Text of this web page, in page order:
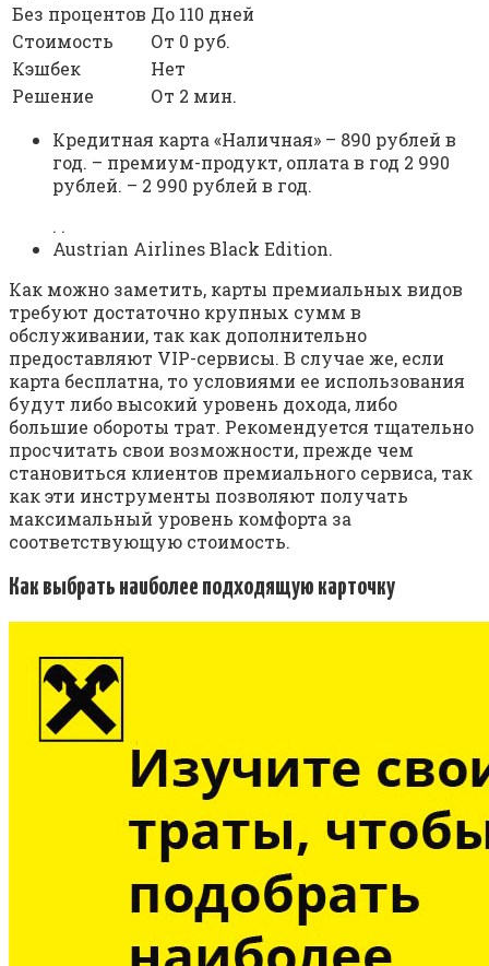
Без процентов До 110 дней
Стоимость
От 0 руб.
Кэшбек
Нет
Решение
От 2 мин.
Кредитная карта «Наличная» – 890 рублей в
год. – премиум-продукт, оплата в год 2 990
рублей. – 2 990 рублей в год.
. .
Austrian Airlines Black Edition.
Как можно заметить, карты премиальных видов
требуют достаточно крупных сумм в
обслуживании, так как дополнительно
предоставляют VIP-сервисы. В случае же, если
карта бесплатна, то условиями ее использования
будут либо высокий уровень дохода, либо
большие обороты трат. Рекомендуется тщательно
просчитать свои возможности, прежде чем
становиться клиентов премиального сервиса, так
как эти инструменты позволяют получать
максимальный уровень комфорта за
соответствующую стоимость.
Как выбрать наиболее подходящую карточку